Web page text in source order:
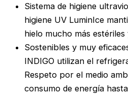
Sistema de higiene
higiene UV LuminIce
hielo mucho más
Sostenibles y muy
INDIGO utilizan el
Respeto por el medio
consumo de energía